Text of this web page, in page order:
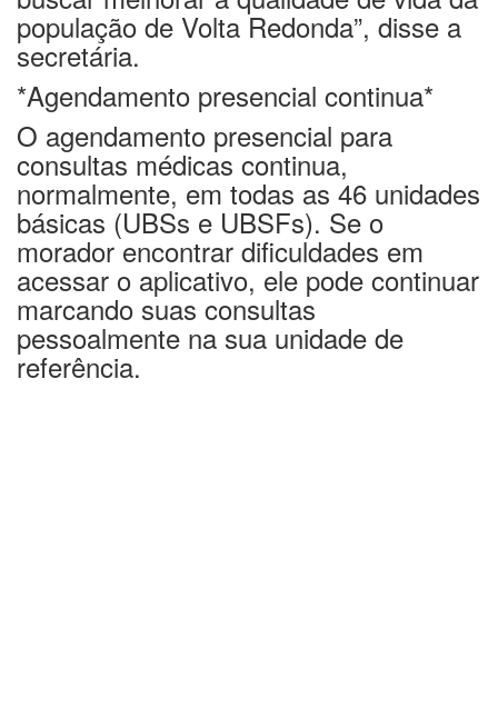
população de Volta Redonda”, disse a
secretária.
*Agendamento presencial continua*
O agendamento presencial para
consultas médicas continua,
normalmente, em todas as 46 unidades
básicas (UBSs e UBSFs). Se o
morador encontrar dificuldades em
acessar o aplicativo, ele pode continuar
marcando suas consultas
pessoalmente na sua unidade de
referência.